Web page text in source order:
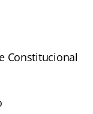
Constitucional